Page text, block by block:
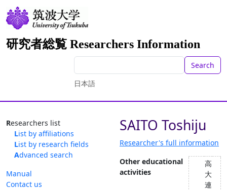
研究者総覧 Researchers Information
Search
日本語
Researchers list
List by affiliations
List by research fields
Advanced search
Manual
Contact us
SAITO Toshiju
Researcher's full information
Other educational
activities
高
大
連